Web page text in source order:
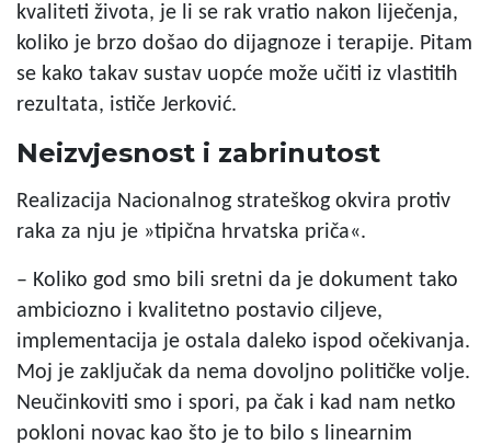
kvaliteti života, je li se rak vratio nakon liječenja,
koliko je brzo došao do dijagnoze i terapije. Pitam
se kako takav sustav uopće može učiti iz vlastitih
rezultata, ističe Jerković.
Neizvjesnost i zabrinutost
Realizacija Nacionalnog strateškog okvira protiv
raka za nju je »tipična hrvatska priča«.
– Koliko god smo bili sretni da je dokument tako
ambiciozno i kvalitetno postavio ciljeve,
implementacija je ostala daleko ispod očekivanja.
Moj je zaključak da nema dovoljno političke volje.
Neučinkoviti smo i spori, pa čak i kad nam netko
pokloni novac kao što je to bilo s linearnim